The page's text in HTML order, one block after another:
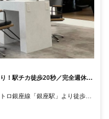
！駅チカ徒歩20秒／完全週休2